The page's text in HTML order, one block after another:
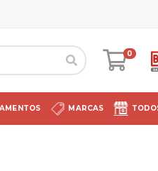
0
MARCAS